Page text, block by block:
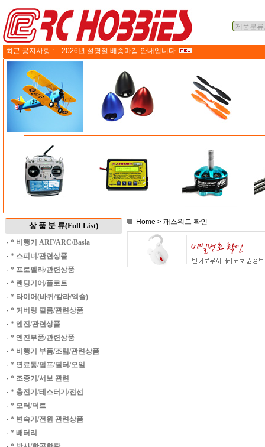
최근 공지사항 : 2026년 설명절 배송마감 안내입니다.
상 품 분 류(Full List)
· * 비행기 ARF/ARC/Basla
· * 스피너/관련상품
· * 프로펠라/관련상품
· * 랜딩기어/플로트
· * 타이어(바퀴/칼라/엑슬)
· * 커버링 필름/관련상품
· * 엔진/관련상품
· * 엔진부품/관련상품
· * 비행기 부품/조립/관련상품
· * 연료통/펌프/필터/오일
· * 조종기/서보 관련
· * 충전기/테스터기/전선
· * 모터/덕트
· * 변속기/전원 관련상품
· * 배터리
Home > 패스워드 확인